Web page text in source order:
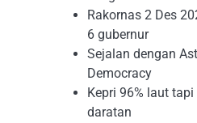
Rakornas 2 Des
6 gubernur
Sejalan dengan
Democracy
Kepri 96% laut
daratan